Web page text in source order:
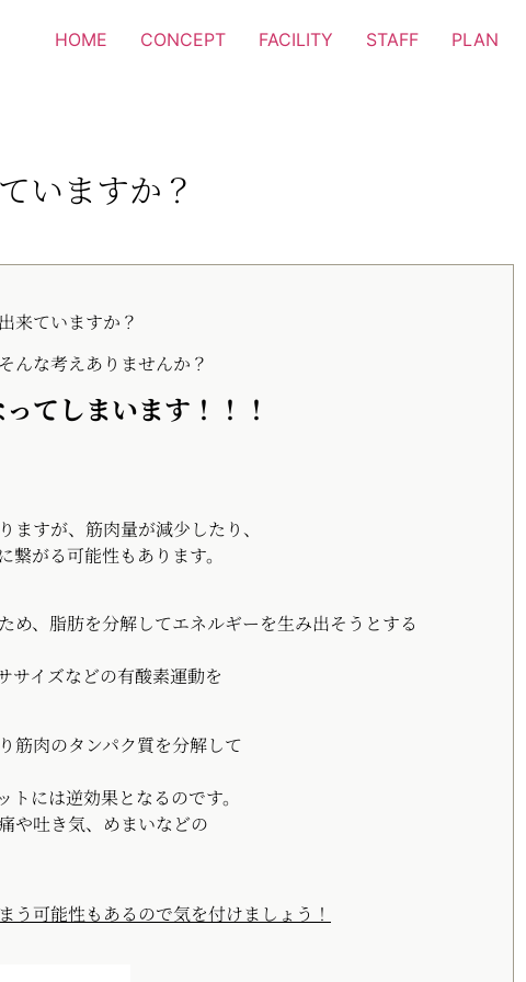
HOME CONCEPT FACILITY STAFF PLAN
いますか？
来ていますか？
んな考えありませんか？
てしまいます！！！
すが、筋肉量が減少したり、
がる可能性もあります。
、脂肪を分解してエネルギーを生み出そうとする
サイズなどの有酸素運動を
筋肉のタンパク質を分解して
には逆効果となるのです。
や吐き気、めまいなどの
う可能性もあるので気を付けましょう！